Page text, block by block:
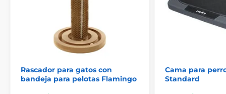
Rascador para gatos con
bandeja para pelotas Flamingo
Cama para
Standard